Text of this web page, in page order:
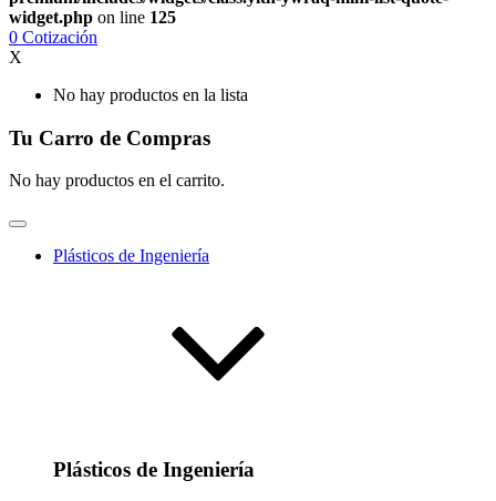
widget.php on line 125
0 Cotización
X
No hay productos en la lista
Tu Carro de Compras
No hay productos en el carrito.
Plásticos de Ingeniería
Plásticos de Ingeniería